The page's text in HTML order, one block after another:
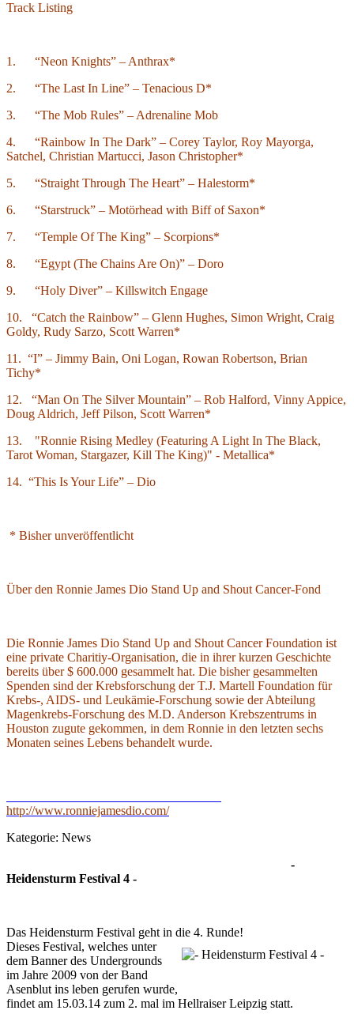
Track Listing
1. “Neon Knights” – Anthrax*
2. “The Last In Line” – Tenacious D*
3. “The Mob Rules” – Adrenaline Mob
4. “Rainbow In The Dark” – Corey Taylor, Roy Mayorga,
Satchel, Christian Martucci, Jason Christopher*
5. “Straight Through The Heart” – Halestorm*
6. “Starstruck” – Motörhead with Biff of Saxon*
7. “Temple Of The King” – Scorpions*
8. “Egypt (The Chains Are On)” – Doro
9. “Holy Diver” – Killswitch Engage
10. “Catch the Rainbow” – Glenn Hughes, Simon Wright, Craig
Goldy, Rudy Sarzo, Scott Warren*
11. “I” – Jimmy Bain, Oni Logan, Rowan Robertson, Brian
Tichy*
12. “Man On The Silver Mountain” – Rob Halford, Vinny Appice,
Doug Aldrich, Jeff Pilson, Scott Warren*
13. "Ronnie Rising Medley (Featuring A Light In The Black,
Tarot Woman, Stargazer, Kill The King)" - Metallica*
14. “This Is Your Life” – Dio
* Bisher unveröffentlicht
Über den Ronnie James Dio Stand Up and Shout Cancer-Fond
Die Ronnie James Dio Stand Up and Shout Cancer Foundation ist
eine private Charitiy-Organisation, die in ihrer kurzen Geschichte
bereits über $ 600.000 gesammelt hat. Die bisher gesammelten
Spenden sind der Krebsforschung der T.J. Martell Foundation für
Krebs-, AIDS- und Leukämie-Forschung sowie der Abteilung
Magenkrebs-Forschung des M.D. Anderson Krebszentrums in
Houston zugute gekommen, in dem Ronnie in den letzten sechs
Monaten seines Lebens behandelt wurde.
http://www.ronniejamesdio.com/
Kategorie: News
-
Heidensturm Festival 4 -
Das Heidensturm Festival geht in die 4. Runde!
Dieses Festival, welches unter
dem Banner des Undergrounds
im Jahre 2009 von der Band
Asenblut ins leben gerufen wurde,
findet am 15.03.14 zum 2. mal im Hellraiser Leipzig statt.